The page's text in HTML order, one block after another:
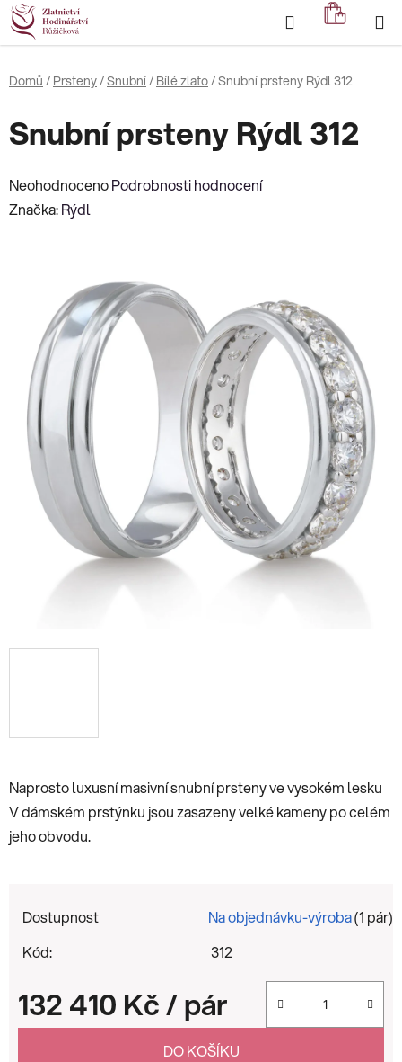
Přejít
na
obsah
Hledat
KOŠÍK
Domů / Prsteny/Snubní/ Bílé zlato/Snubní prsteny Rýdl 312
Naprosto luxusní masivní snubní prsteny ve vysokém lesku
V dámském prstýnku jsou zasazeny velké kameny po celém
jeho obvodu.
Dostupnost Na objednávku-výroba(1 pár)
Kód:
312
132 410 Kč/ pár
Měrná cena:
DO KOŠÍKU
Snubní prsteny Rýdl 312
Průměrné
hodnocení
hvězdiček.
NeohodnocenoPodrobnosti hodnocení
Značka:Rýdl